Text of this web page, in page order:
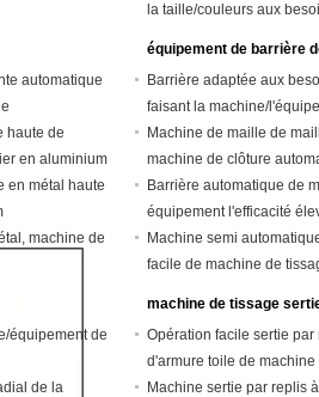
la taille/couleurs aux
automatique
haute de
en aluminium
en métal haute
machine de
équipement de barrière
Barrière adaptée aux
faisant la machine/
de chaîne
Machine de maille de
machine de clôture
Barrière automatique de
équipement l'efficacité
Machine semi
facile de machine de
équipement de
de la
machine de tissage
Opération facile sertie
d'armure toile de
Machine sertie par replis